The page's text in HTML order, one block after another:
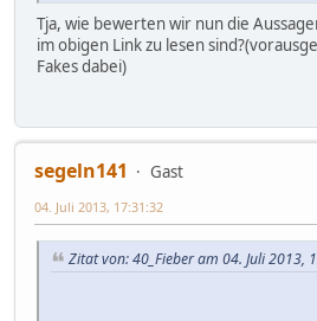
Tja, wie bewerten wir nun die
im obigen Link zu lesen
Fakes dabei)
segeln141
Gast
04. Juli 2013, 17:31:32
Zitat von: 40_Fieber am 04. Juli 2013,